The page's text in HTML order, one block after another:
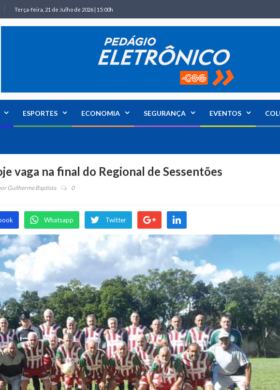
Terça-feira, 21 de Julho de 2026 | 15:00h
ESPORTES ECONOMIA SEGURANÇA EVENTOS
vaga na final do Regional de Sessentões
Guilherme Baptista 0
Whatsapp Twitter